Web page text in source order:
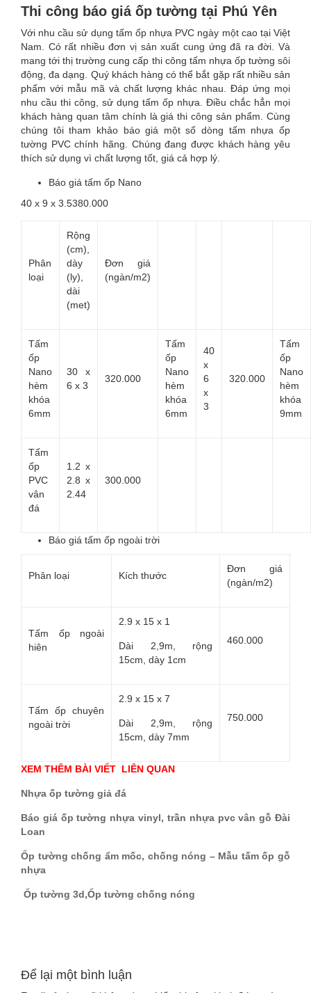
Thi công báo giá ốp tường tại Phú Yên
Với nhu cầu sử dụng tấm ốp nhựa PVC ngày một cao tại Việt
Nam. Có rất nhiều đơn vị sản xuất cung ứng đã ra đời. Và
mang tới thị trường cung cấp thi công tấm nhựa ốp tường sôi
động, đa dạng. Quý khách hàng có thể bắt gặp rất nhiều sản
phẩm với mẫu mã và chất lượng khác nhau. Đáp ứng mọi
nhu cầu thi công, sử dụng tấm ốp nhựa. Điều chắc hẳn mọi
khách hàng quan tâm chính là giá thi công sản phẩm. Cùng
chúng tôi tham khảo báo giá một số dòng tấm nhựa ốp
tường PVC chính hãng. Chúng đang được khách hàng yêu
thích sử dụng vì chất lượng tốt, giá cả hợp lý.
Báo giá tấm ốp Nano
40 x 9 x 3.5380.000
Phân
loại
Rộng
(cm),
dày
(ly),
dài
(met)
Đơn giá
(ngàn/m2)
Tấm
ốp
Nano
hèm
khóa
6mm
30 x
6 x 3
320.000
Tấm
ốp
Nano
hèm
khóa
6mm
40
x
6
x
3
320.000
Tấm
ốp
Nano
hèm
khóa
9mm
Tấm
ốp
PVC
vân
đá
1.2 x
2.8 x
2.44
300.000
Báo giá tấm ốp ngoài trời
Phân loại Kích thước
Đơn giá
(ngàn/m2)
Tấm ốp ngoài
hiên
2.9 x 15 x 1
Dài 2,9m, rộng
15cm, dày 1cm
460.000
Tấm ốp chuyên
ngoài trời
2.9 x 15 x 7
Dài 2,9m, rộng
15cm, dày 7mm
750.000
XEM THÊM BÀI VIẾT LIÊN QUAN
Nhựa ốp tường giả đá
Báo giá ốp tường nhựa vinyl, trần nhựa pvc vân gỗ Đài
Loan
Ốp tường chống ẩm mốc, chống nóng – Mẫu tấm ốp gỗ
nhựa
Ốp tường 3d,Ốp tường chống nóng
Để lại một bình luận